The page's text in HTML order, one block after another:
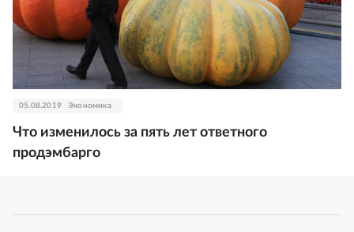
05.08.2019 Экономика
Что изменилось за пять лет ответного
продэмбарго